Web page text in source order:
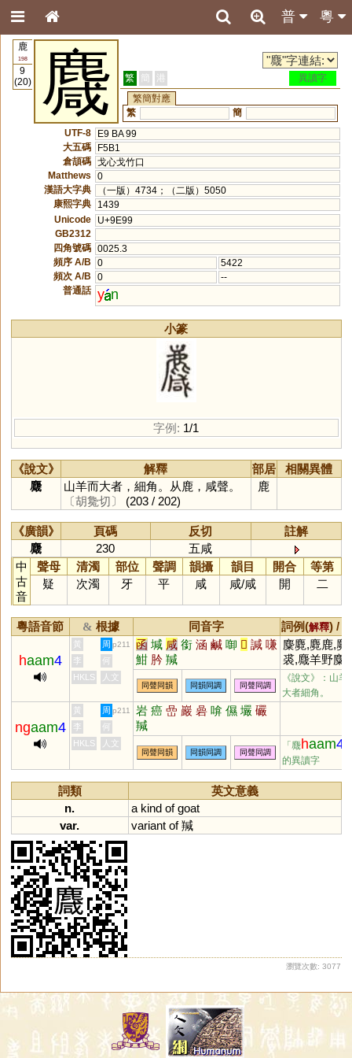
粵
普
鹿
198
9
(20)
麙 繁 簡 港
異讀字
繁簡對應
繁
簡
UTF-8
E9 BA 99
大五碼
F5B1
倉頡碼 戈心戈竹口
Matthews
0
漢語大字典
（一版）4734；（二版）5050
康熙字典
1439
Unicode
U+9E99
GB2312
四角號碼 0025.3
頻序 A/B
0
5422
頻次 A/B
0
--
普通話 y n
小篆
字例: 1/1
《說文》 解釋 部居
相關異體
麙
山羊而大者，細角。从鹿，咸聲。
〔胡毚切〕
(203 / 202)
鹿
《廣韻》 頁碼 反切
註解
麙
230
五咸
中
古
音
聲母 清濁 部位 聲調 韻攝 韻目 開合
等第
疑
次濁 牙 平 咸 咸/咸 開 二
粵語音節 & 根據 同音字 詞例(解釋) /
haam4
黃 周 p211 函 堿 咸 銜 涵 鹹 啣 𤯌 諴 嗛
魽 肣 羬
麋麑,麑鹿,麑
裘,麙羊野麋
出揚雄〈蜀都
賦〉),鉏麑觸
李
何
HKLS
人文
同聲同韻 同韻同調 同聲同調
《說文》：山羊
大者細角。
ngaam4
黃 周 p211 岩 癌 嵒 巖 碞 啽 儑 壧 礹
羬
李
何
HKLS
人文
同聲同韻 同韻同調 同聲同調
「麙haam4
的異讀字
詞類
英文意義
n.
a kind of goat
var.
variant of羬
瀏覽次數: 3077